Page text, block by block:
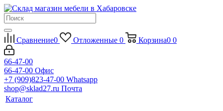
Сравнение0 Отложенные 0 Корзина0 0
66-47-00
66-47-00 Офис
+7 (909)823-47-00 Whatsapp
shop@sklad27.ru Почта
Каталог